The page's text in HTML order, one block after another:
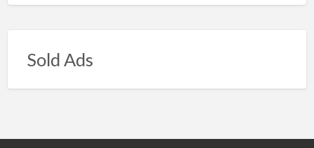
Sold Ads